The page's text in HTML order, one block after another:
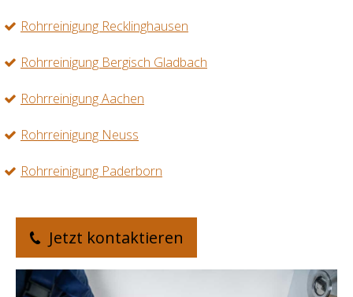
Rohrreinigung Recklinghausen
Rohrreinigung Bergisch Gladbach
Rohrreinigung Aachen
Rohrreinigung Neuss
Rohrreinigung Paderborn
Jetzt kontaktieren